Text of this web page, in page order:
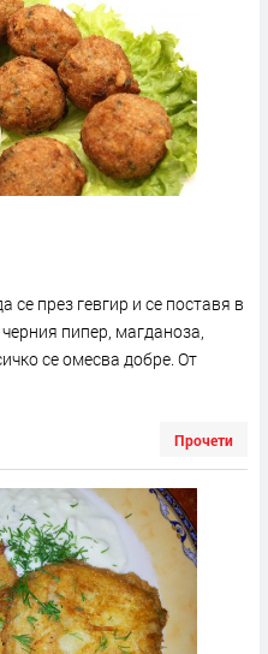
през гевгир и се поставя в
пипер, магданоза,
се омесва добре. От
Прочети